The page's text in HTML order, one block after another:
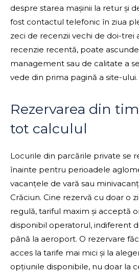
despre starea mașinii la retur și
fost contactul telefonic în ziua
zeci de recenzii vechi de doi-trei
recenzie recentă, poate
management sau de calitate a
vede din prima pagină a site-ului.
Rezervarea din
tot calculul
Locurile din parcările private se
înainte pentru perioadele
vacanțele de vară sau
Crăciun. Cine rezervă cu doar o
regulă, tariful maxim și acceptă
disponibil operatorul, indiferent
până la aeroport. O rezervare
acces la tarife mai mici și la
opțiunile disponibile, nu doar la